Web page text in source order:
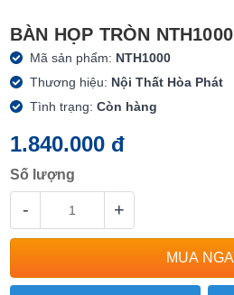
BÀN HỌP TRÒN NTH1000
Mã sản phẩm: NTH1000
Thương hiệu: Nội Thất Hòa Phát
Tình trạng:Còn hàng
1.840.000 đ
Số lượng
- +